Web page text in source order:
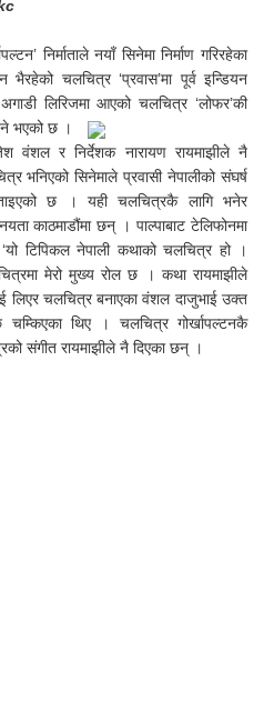
निर्माताले नयाँ सिनेमा निर्माण गरिरहेका
चलचित्र ‘प्रवास’मा पूर्व इन्डियन
लिरिजमा आएको चलचित्र ‘लोफर’की
भएको छ ।
वंशल र निर्देशक नारायण रायमाझीले नै
भनिएको सिनेमाले प्रवासी नेपालीको संघर्ष
छ । यही चलचित्रकै लागि भनेर
काठमाडौंमा छन् । पाल्पाबाट टेलिफोनमा
टिपिकल नेपाली कथाको चलचित्र हो ।
मेरो मुख्य रोल छ । कथा रायमाझीले
चलचित्र बनाएका वंशल दाजुभाई उक्त
चम्किएका थिए । चलचित्र गोर्खापल्टनकै
संगीत रायमाझीले नै दिएका छन् ।